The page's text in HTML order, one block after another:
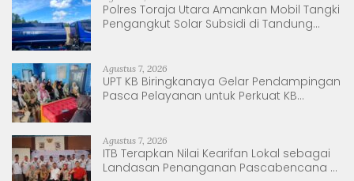
Polres Toraja Utara Amankan Mobil Tangki
Pengangkut Solar Subsidi di Tandung
Agustus 7, 2026
UPT KB Biringkanaya Gelar Pendampingan
Pasca Pelayanan untuk Perkuat KB
Agustus 7, 2026
ITB Terapkan Nilai Kearifan Lokal sebagai
Landasan Penanganan Pascabencana di